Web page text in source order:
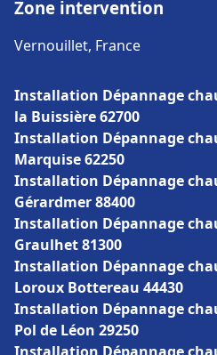
Zone intervention
Vernouillet, France
Installation Dépannage
la Buissière 62700
Installation Dépannage
Marquise 62250
Installation Dépannage
Gérardmer 88400
Installation Dépannage
Graulhet 81300
Installation Dépannage
Loroux Bottereau 44430
Installation Dépannage
Pol de Léon 29250